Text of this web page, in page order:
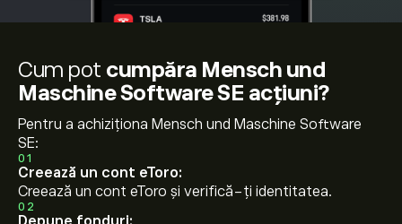
Cum pot cumpăra Mensch und
Maschine Software SE acțiuni?
Pentru a achiziționa Mensch und Maschine Software
SE:
01
Creează un cont eToro:
Creează un cont eToro și verifică-ți identitatea.
02